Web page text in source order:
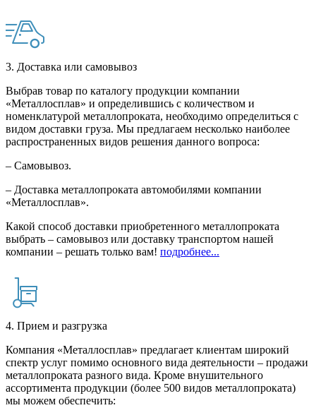
3. Доставка или самовывоз
Выбрав товар по каталогу продукции компании
«Металлосплав» и определившись с количеством и
номенклатурой металлопроката, необходимо определиться с
видом доставки груза. Мы предлагаем несколько наиболее
распространенных видов решения данного вопроса:
– Самовывоз.
– Доставка металлопроката автомобилями компании
«Металлосплав».
Какой способ доставки приобретенного металлопроката
выбрать – самовывоз или доставку транспортом нашей
компании – решать только вам! подробнее...
4. Прием и разгрузка
Компания «Металлосплав» предлагает клиентам широкий
спектр услуг помимо основного вида деятельности – продажи
металлопроката разного вида. Кроме внушительного
ассортимента продукции (более 500 видов металлопроката)
мы можем обеспечить: